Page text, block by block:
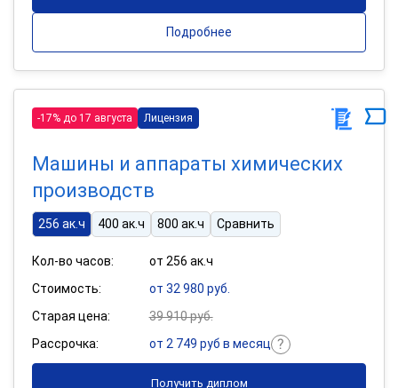
Подробнее
-17% до 17 августа Лицензия
Машины и аппараты химических
производств
256 ак.ч 400 ак.ч 800 ак.ч Сравнить
Кол-во часов:
от 256 ак.ч
Стоимость:
от 32 980 руб.
Старая цена:
39 910 руб.
Рассрочка:
от 2 749 руб в месяц
Получить диплом